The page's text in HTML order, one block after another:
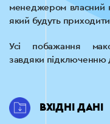
менеджером власний
який будуть приходити
Усі побажання
завдяки підключенню
ВХІДНІ ДАНІ